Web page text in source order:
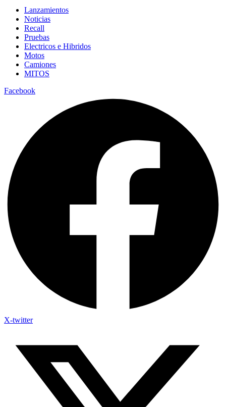
Lanzamientos
Noticias
Recall
Pruebas
Electricos e Hibridos
Motos
Camiones
MITOS
Facebook
X-twitter